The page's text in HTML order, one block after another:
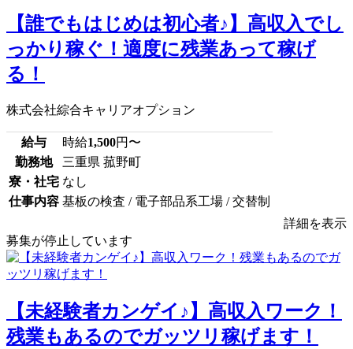
【誰でもはじめは初心者♪】高収入でし
っかり稼ぐ！適度に残業あって稼げ
る！
株式会社綜合キャリアオプション
給与 時給1,500円〜
勤務地
三重県 菰野町
寮・社宅 なし
仕事内容 基板の検査 / 電子部品系工場 / 交替制
詳細を表示
募集が停止しています
【未経験者カンゲイ♪】高収入ワーク！
残業もあるのでガッツリ稼げます！